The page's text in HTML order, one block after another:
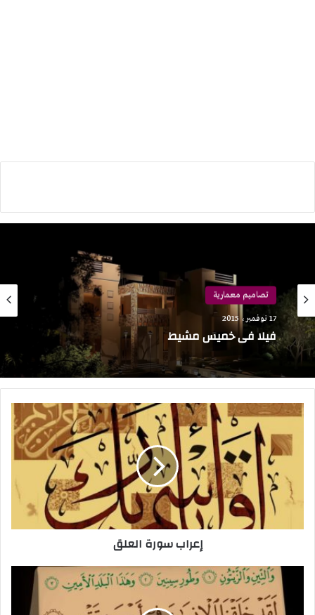
تصاميم معمارية
17 نوفمبر، 2015
فيلا في خميس مشيط
تصاميم معمارية
30 سبتمبر، 2015
بيت في جيزان
إعراب
العلق
إعراب سورة العلق